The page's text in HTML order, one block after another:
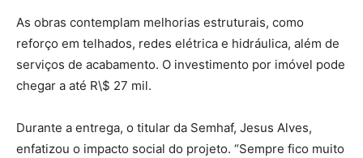
As obras contemplam melhorias estruturais, como
reforço em telhados, redes elétrica e hidráulica, além de
serviços de acabamento. O investimento por imóvel pode
chegar a até R\$ 27 mil.
Durante a entrega, o titular da Semhaf, Jesus Alves,
enfatizou o impacto social do projeto. “Sempre fico muito